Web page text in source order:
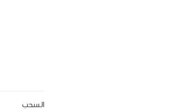
السحب